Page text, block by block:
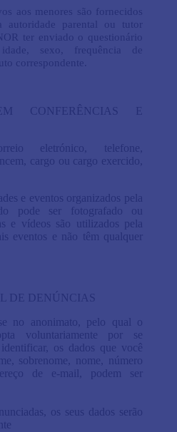
aos menores são fornecidos
autoridade parental ou tutor
ter enviado o questionário
idade, sexo, frequência de
correspondente.
CONFERÊNCIAS E
eletrónico, telefone,
cargo ou cargo exercido,
e eventos organizados pela
pode ser fotografado ou
e vídeos são utilizados pela
eventos e não têm qualquer
DE DENÚNCIAS
no anonimato, pelo qual o
voluntariamente por se
os dados que você
sobrenome, nome, número
de e-mail, podem ser
os seus dados serão